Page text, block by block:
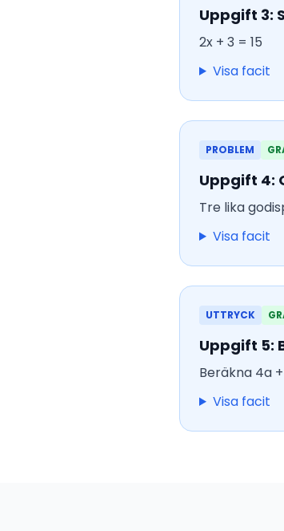
Uppgift 3:
2x + 3 = 15
Visa facit
PROBLEM
Uppgift 4:
Tre lika
Visa facit
UTTRYCK
Uppgift 5:
Beräkna 4a
Visa facit